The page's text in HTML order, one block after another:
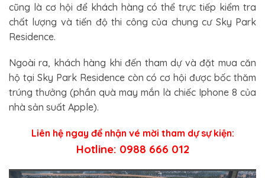
cũng là cơ hội để khách hàng có thể trực tiếp kiểm tra
chất lượng và tiến độ thi công của chung cư Sky Park
Residence.
Ngoài ra, khách hàng khi đến tham dự và đặt mua căn
hộ tại Sky Park Residence còn có cơ hội được bốc thăm
trúng thưởng (phần quà may mắn là chiếc Iphone 8 của
nhà sản suất Apple).
Liên hệ ngay để nhận vé mời tham dự sự kiện:
Hotline: 0988 666 012